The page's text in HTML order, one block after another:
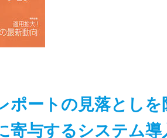
ポートの見落としを
寄与するシステム